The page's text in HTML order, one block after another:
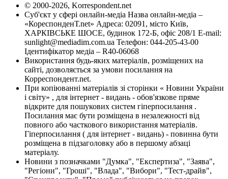
© 2000-2026, Korrespondent.net
Суб'єкт у сфері онлайн-медіа Назва онлайн-медіа –
«КореспонденТ.net» Адреса: 02091, місто Київ,
ХАРКІВСЬКЕ ШОСЕ, будинок 172-Б, офіс 208/1 E-mail:
sunlight@mediadim.com.ua Телефон: 044-205-43-00
Ідентифікатор медіа – R40-06068
Використання будь-яких матеріалів, розміщених на
сайті, дозволяється за умови посилання на
Корреспондент.net.
При копіюванні матеріалів зі сторінки « Новини України
і світу» , для інтернет - видань - обов'язкове пряме
відкрите для пошукових систем гіперпосилання .
Посилання має бути розміщена в незалежності від
повного або часткового використання матеріалів.
Гіперпосилання ( для інтернет - видань) - повинна бути
розміщена в підзаголовку або в першому абзаці
матеріалу.
Новини з позначками "Думка", "Експертиза", "Заява",
"Регіони", "Гроші", "Влада", "Вибори", "Тест-драйв",